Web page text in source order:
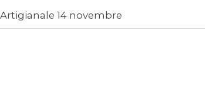
14 novembre